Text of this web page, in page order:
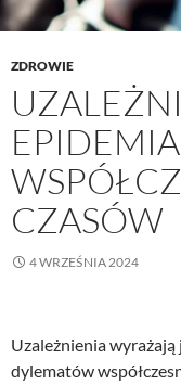
ZDROWIE
EPIDEMIA
CZASÓW
4 WRZEŚNIA 2024
Uzależnienia
dylematów